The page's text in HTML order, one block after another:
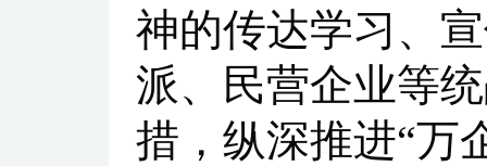
神的传达学习、
派、民营企业等
措，纵深推进“万